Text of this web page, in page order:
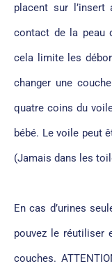
placent sur
contact de la peau
cela limite les
changer une
quatre coins du
bébé. Le voile peut
(Jamais dans les
En cas d’urines
pouvez le réutiliser
couches.